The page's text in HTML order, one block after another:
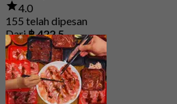
4.0
155 telah dipesan
Dari฿ 422.5